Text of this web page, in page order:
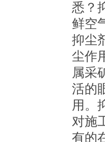
悉？
鲜空
抑尘
尘作
属采
活的
用。
对施
有的